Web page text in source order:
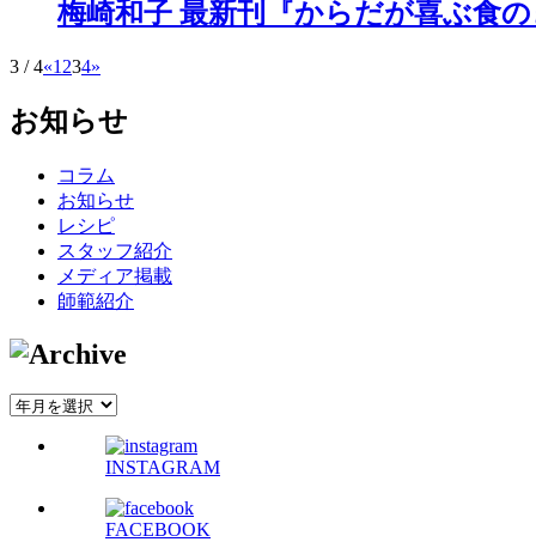
梅崎和子 最新刊『からだが喜ぶ食の
3 / 4«1 234»
お知らせ
コラム
お知らせ
レシピ
スタッフ紹介
メディア掲載
師範紹介
INSTAGRAM
FACEBOOK